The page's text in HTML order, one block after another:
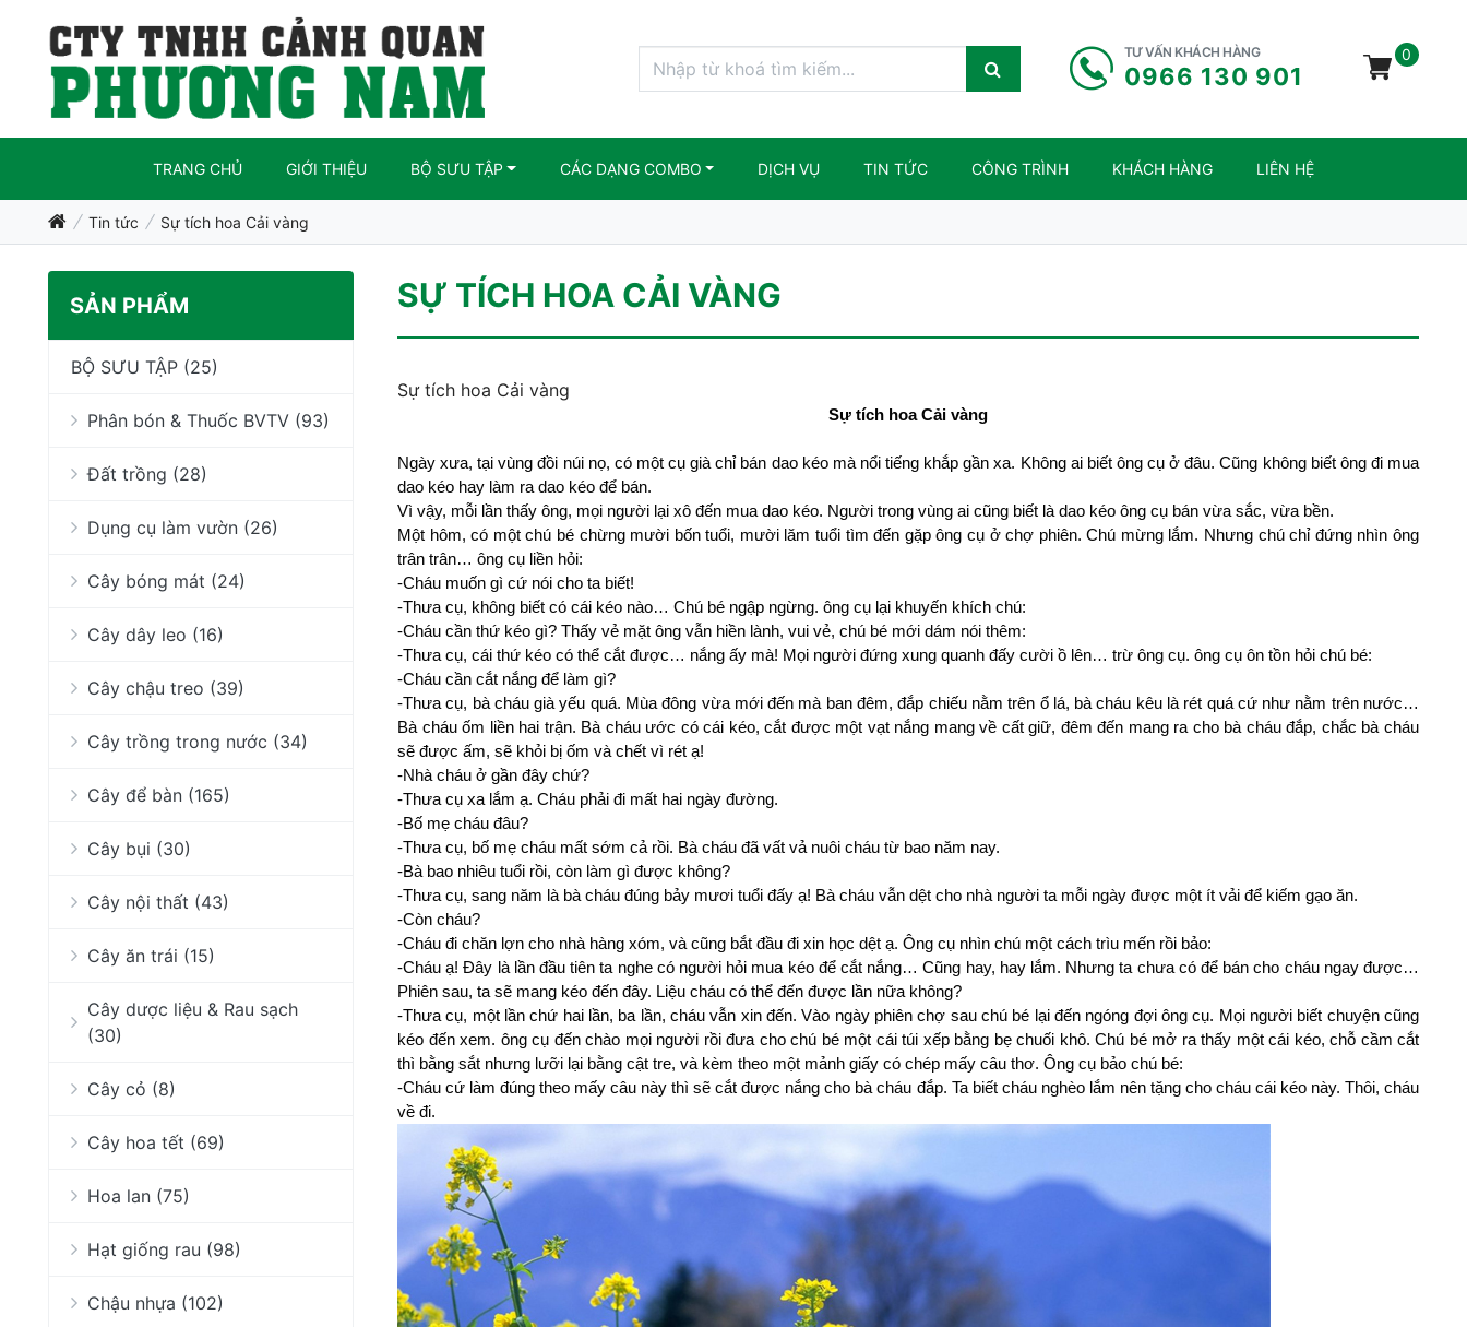
TƯ VẤN KHÁCH HÀNG
0966 130 901
0
TRANG CHỦ GIỚI THIỆU BỘ SƯU TẬP CÁC DẠNG COMBO DỊCH VỤ TIN TỨC CÔNG TRÌNH KHÁCH HÀNG LIÊN HỆ
Tin tức Sự tích hoa Cải vàng
SẢN PHẨM
BỘ SƯU TẬP (25)
Phân bón & Thuốc BVTV (93)
Đất trồng (28)
Dụng cụ làm vườn (26)
Cây bóng mát (24)
Cây dây leo (16)
Cây chậu treo (39)
Cây trồng trong nước (34)
Cây để bàn (165)
Cây bụi (30)
Cây nội thất (43)
Cây ăn trái (15)
Cây dược liệu & Rau sạch
(30)
Cây cỏ (8)
Cây hoa tết (69)
Hoa lan (75)
Hạt giống rau (98)
Chậu nhựa (102)
SỰ TÍCH HOA CẢI VÀNG
Sự tích hoa Cải vàng
Sự tích hoa Cải vàng
Ngày xưa, tại vùng đồi núi nọ, có một cụ già chỉ bán dao kéo mà nổi tiếng khắp gần xa. Không ai biết ông cụ ở đâu. Cũng không biết ông đi mua
dao kéo hay làm ra dao kéo để bán.
Vì vậy, mỗi lần thấy ông, mọi người lại xô đến mua dao kéo. Người trong vùng ai cũng biết là dao kéo ông cụ bán vừa sắc, vừa bền.
Một hôm, có một chú bé chừng mười bốn tuổi, mười lăm tuổi tìm đến gặp ông cụ ở chợ phiên. Chú mừng lắm. Nhưng chú chỉ đứng nhìn ông
trân trân… ông cụ liền hỏi:
-Cháu muốn gì cứ nói cho ta biết!
-Thưa cụ, không biết có cái kéo nào… Chú bé ngập ngừng. ông cụ lại khuyến khích chú:
-Cháu cần thứ kéo gì? Thấy vẻ mặt ông vẫn hiền lành, vui vẻ, chú bé mới dám nói thêm:
-Thưa cụ, cái thứ kéo có thể cắt được… nắng ấy mà! Mọi người đứng xung quanh đấy cười ồ lên… trừ ông cụ. ông cụ ôn tồn hỏi chú bé:
-Cháu cần cắt nắng để làm gì?
-Thưa cụ, bà cháu già yếu quá. Mùa đông vừa mới đến mà ban đêm, đắp chiếu nằm trên ổ lá, bà cháu kêu là rét quá cứ như nằm trên nước…
Bà cháu ốm liền hai trận. Bà cháu ước có cái kéo, cắt được một vạt nắng mang về cất giữ, đêm đến mang ra cho bà cháu đắp, chắc bà cháu
sẽ được ấm, sẽ khỏi bị ốm và chết vì rét ạ!
-Nhà cháu ở gần đây chứ?
-Thưa cụ xa lắm ạ. Cháu phải đi mất hai ngày đường.
-Bố mẹ cháu đâu?
-Thưa cụ, bố mẹ cháu mất sớm cả rồi. Bà cháu đã vất vả nuôi cháu từ bao năm nay.
-Bà bao nhiêu tuổi rồi, còn làm gì được không?
-Thưa cụ, sang năm là bà cháu đúng bảy mươi tuổi đấy ạ! Bà cháu vẫn dệt cho nhà người ta mỗi ngày được một ít vải để kiếm gạo ăn.
-Còn cháu?
-Cháu đi chăn lợn cho nhà hàng xóm, và cũng bắt đầu đi xin học dệt ạ. Ông cụ nhìn chú một cách trìu mến rồi bảo:
-Cháu ạ! Đây là lần đầu tiên ta nghe có người hỏi mua kéo để cắt nắng… Cũng hay, hay lắm. Nhưng ta chưa có để bán cho cháu ngay được…
Phiên sau, ta sẽ mang kéo đến đây. Liệu cháu có thể đến được lần nữa không?
-Thưa cụ, một lần chứ hai lần, ba lần, cháu vẫn xin đến. Vào ngày phiên chợ sau chú bé lại đến ngóng đợi ông cụ. Mọi người biết chuyện cũng
kéo đến xem. ông cụ đến chào mọi người rồi đưa cho chú bé một cái túi xếp bằng bẹ chuối khô. Chú bé mở ra thấy một cái kéo, chỗ cầm cắt
thì bằng sắt nhưng lưỡi lại bằng cật tre, và kèm theo một mảnh giấy có chép mấy câu thơ. Ông cụ bảo chú bé:
-Cháu cứ làm đúng theo mấy câu này thì sẽ cắt được nắng cho bà cháu đắp. Ta biết cháu nghèo lắm nên tặng cho cháu cái kéo này. Thôi, cháu
về đi.